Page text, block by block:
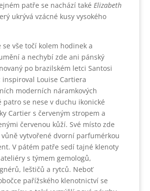
patře se nachází také Elizabeth
ukrývá vzácné kusy vysokého
vše točí kolem hodinek a
a nechybí zde ani pánský
po brazilském letci Santosi
inspiroval Louise Cartiera
moderních náramkových
patro se nese v duchu ikonické
Cartier s červeným stropem a
červenou kůží. Své místo zde
vytvořené dvorní parfumérkou
V pátém patře sedí tajné klenoty
s týmem gemologů,
leštičů a rytců. Neboť
pařížského klenotnictví se